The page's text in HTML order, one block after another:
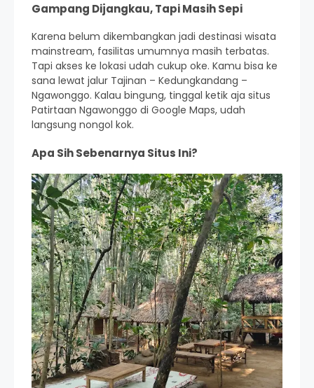
Gampang Dijangkau, Tapi Masih Sepi
Karena belum dikembangkan jadi destinasi wisata
mainstream, fasilitas umumnya masih terbatas.
Tapi akses ke lokasi udah cukup oke. Kamu bisa ke
sana lewat jalur Tajinan – Kedungkandang –
Ngawonggo. Kalau bingung, tinggal ketik aja situs
Patirtaan Ngawonggo di Google Maps, udah
langsung nongol kok.
Apa Sih Sebenarnya Situs Ini?